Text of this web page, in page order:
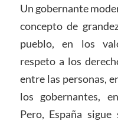
Un gobernante
concepto de
pueblo, en los
respeto a los
entre las personas,
los gobernantes,
Pero, España